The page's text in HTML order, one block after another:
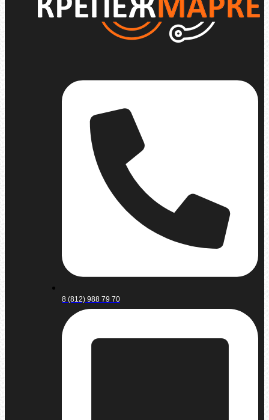
8 (812) 988 79 70